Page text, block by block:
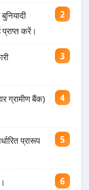
करें।
ग्रामीण बैंक)
प्रारूप